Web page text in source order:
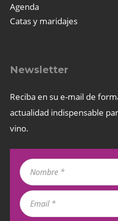
Agenda
Catas y maridajes
Newsletter
Reciba en su e-mail de
actualidad indispensable
vino.